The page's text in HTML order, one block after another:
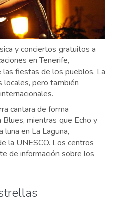
y conciertos gratuitos a
en Tenerife,
fiestas de los pueblos. La
locales, pero también
cantara de forma
mientras que Echo y
luna en La Laguna,
la UNESCO. Los centros
de información sobre los